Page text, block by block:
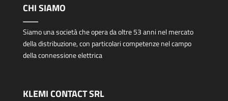
CHI SIAMO
Siamo una società che opera da oltre 53 anni nel mercato
della distribuzione, con particolari competenze nel campo
della connessione elettrica
KLEMI CONTACT SRL